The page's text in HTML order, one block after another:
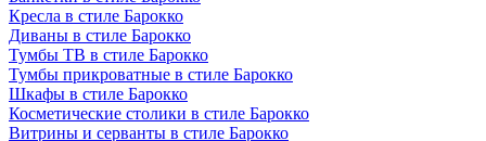
Кресла в стиле Барокко
Диваны в стиле Барокко
Тумбы ТВ в стиле Барокко
Тумбы прикроватные в стиле Барокко
Шкафы в стиле Барокко
Косметические столики в стиле Барокко
Витрины и серванты в стиле Барокко